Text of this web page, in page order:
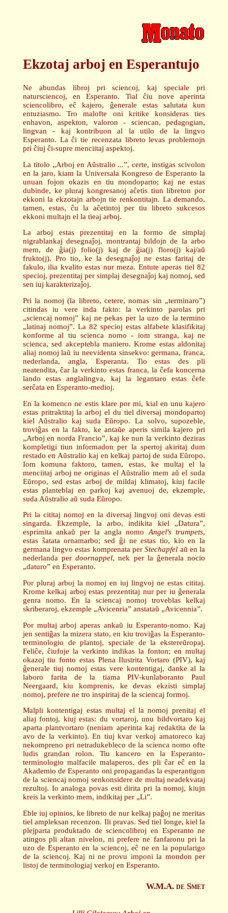
Ekzotaj arboj en Esperantujo
Ne abundas libroj pri sciencoj, kaj speciale pri
natursciencoj, en Esperanto. Tial ĉiu nove aperinta
sciencolibro, eĉ kajero, ĝenerale estas salutata kun
entuziasmo. Tro malofte oni kritike konsideras ties
enhavon, aspekton, valoron - sciencan, pedagogian,
lingvan - kaj kontribuon al la utilo de la lingvo
Esperanto. La ĉi tie recenzata libreto levas problemojn
pri ĉiuj ĉi-supre menciitaj aspektoj.
La titolo „Arboj en Aŭstralio ...”, certe, instigas scivolon
en la jaro, kiam la Universala Kongreso de Esperanto la
unuan fojon okazis en tiu mondoparto; kaj ne estas
dubinde, ke pluraj kongresanoj aĉetis tiun libreton por
ekkoni la ekzotajn arbojn tie renkontitajn. La demando,
tamen, estas, ĉu la aĉetintoj per tiu libreto sukcesos
ekkoni multajn el la tieaj arboj.
La arboj estas prezentitaj en la formo de simplaj
nigrablankaj desegnaĵoj, montrantaj bildojn de la arbo
mem, de ĝia(j) folio(j) kaj de ĝia(j) floro(j) kaj/aŭ
frukto(j). Pro tio, ke la desegnaĵoj ne estas faritaj de
fakulo, ilia kvalito estas nur meza. Entute aperas tiel 82
specioj, prezentitaj per simplaj desegnaĵoj kaj nomoj, sed
sen iuj karakterizaĵoj.
Pri la nomoj (la libreto, cetere, nomas sin „terminaro”)
citindas iu vere inda fakto: la verkinto parolas pri
„sciencaj nomoj” kaj ne pekas per la uzo de la termino
„latinaj nomoj”. La 82 specioj estas alfabete klasifikitaj
konforme al tiu scienca nomo - iom stranga, kaj ne
scienca, sed akceptebla maniero. Krome estas aldonitaj
aliaj nomoj laŭ iu neevidenta sinsekvo: germana, franca,
nederlanda, angla, Esperanta. Tio estas des pli
neatendita, ĉar la verkinto estas franca, la ĉefa koncerna
lando estas anglalingva, kaj la legantaro estas ĉefe
serĉata en Esperanto-medioj.
En la komenco ne estis klare por mi, kial en unu kajero
estas pritraktitaj la arboj el du tiel diversaj mondopartoj
kiel Aŭstralio kaj suda Eŭropo. La solvo, supozeble,
troviĝas en la fakto, ke antaŭe aperis simila kajero pri
„Arboj en norda Francio”, kaj ke nun la verkinto deziras
kompletigi tiun informadon per la spertoj akiritaj dum
restado en Aŭstralio kaj en kelkaj partoj de suda Eŭropo.
Iom komuna faktoro, tamen, estas, ke multaj el la
menciitaj arboj ne originas el Aŭstralio mem aŭ el suda
Eŭropo, sed estas arboj de mildaj klimatoj, kiuj facile
estas planteblaj en parkoj kaj avenuoj de, ekzemple,
suda Aŭstralio aŭ suda Eŭropo.
Pri la cititaj nomoj en la diversaj lingvoj oni devas esti
singarda. Ekzemple, la arbo, indikita kiel „Datura”,
esprimita ankaŭ per la angla nomoAngel's trumpets,
estas ŝatata ornamarbo; sed ĝi ne estas tio, kio en la
germana lingvo estas komprenata perStechapfel aŭ en la
nederlanda perdoornappel, nek per la ĝenerala nocio
„daturo” en Esperanto.
Por pluraj arboj la nomoj en iuj lingvoj ne estas cititaj.
Krome kelkaj arboj estas prezentitaj nur per iu ĝenerala
genra nomo. En la sciencaj nomoj troveblas kelkaj
skriberaroj, ekzemple „Avicenria” anstataŭ „Avicennia”.
Por multaj arboj aperas ankaŭ iu Esperanto-nomo. Kaj
jen sentiĝas la mizera stato, en kiu troviĝas la Esperanto-
terminologio de plantoj, speciale de la ekstereŭropaj.
Feliĉe, ĉiufoje la verkinto indikas la fonton; en multaj
okazoj tiu fonto estas Plena Ilustrita Vortaro (PIV), kaj
ĝenerale tiuj nomoj estas vere kontentigaj, danke al la
laboro farita de la tiama PIV-kunlaboranto Paul
Neergaard, kiu komprenis, ke devas ekzisti simplaj
nomoj, prefere ne tro inspiritaj de la sciencaj formoj.
Malpli kontentigaj estas multaj el la nomoj prenitaj el
aliaj fontoj, kiuj estas: du vortaroj, unu bildvortaro kaj
aparta plantvortaro (neniam aperinta kaj redaktita de la
avo de la verkinto). En tiuj kvar verkoj amatoreco kaj
nekompreno pri netradukebleco de la scienca nomo ofte
ludis grandan rolon. Tiu kancero en la Esperanto-
terminologio malfacile malaperos, des pli ĉar eĉ en la
Akademio de Esperanto oni propagandas la esperantigon
de la sciencaj nomoj senkonsidere de multaj neadekvataj
rezultoj. Io analoga povas esti dirita pri la nomoj, kiujn
kreis la verkinto mem, indikitaj per „Li”.
Eble iuj opinios, ke libreto de nur kelkaj paĝoj ne meritas
tiel ampleksan recenzon. Ili pravas. Sed tiel longe, kiel la
plejparta produktado de sciencolibroj en Esperanto ne
atingos pli altan nivelon, ni prefere ne fanfaronu pri la
uzo de Esperanto en la sciencoj, eĉ ne en la popularigo
de la sciencoj. Kaj ni ne provu imponi la mondon per
listoj de terminologiaj verkoj en Esperanto.
W.M.A.DE SMET